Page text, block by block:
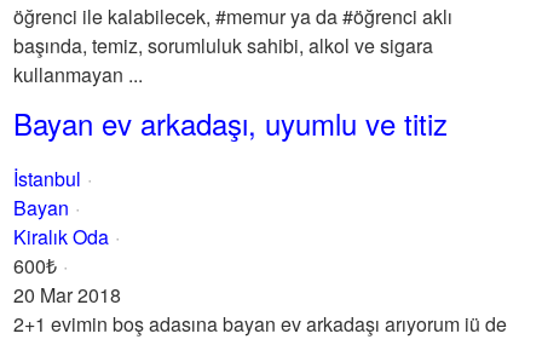
öğrenci ile kalabilecek, #memur ya da #öğrenci aklı
başında, temiz, sorumluluk sahibi, alkol ve sigara
kullanmayan ...
Bayan ev arkadaşı, uyumlu ve titiz
İstanbul
Bayan
Kiralık Oda
600₺
20 Mar 2018
2+1 evimin boş adasına bayan ev arkadaşı arıyorum iü de